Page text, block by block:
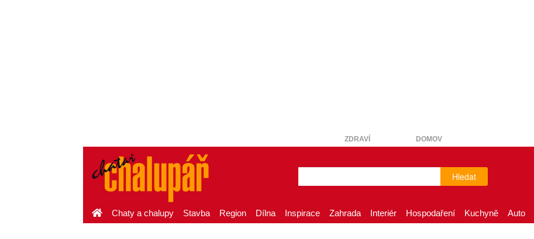
ZDRAVÍ DOMOV
Hledat
Chaty a chalupy Stavba Region Dílna Inspirace Zahrada Interiér Hospodaření Kuchyně Auto